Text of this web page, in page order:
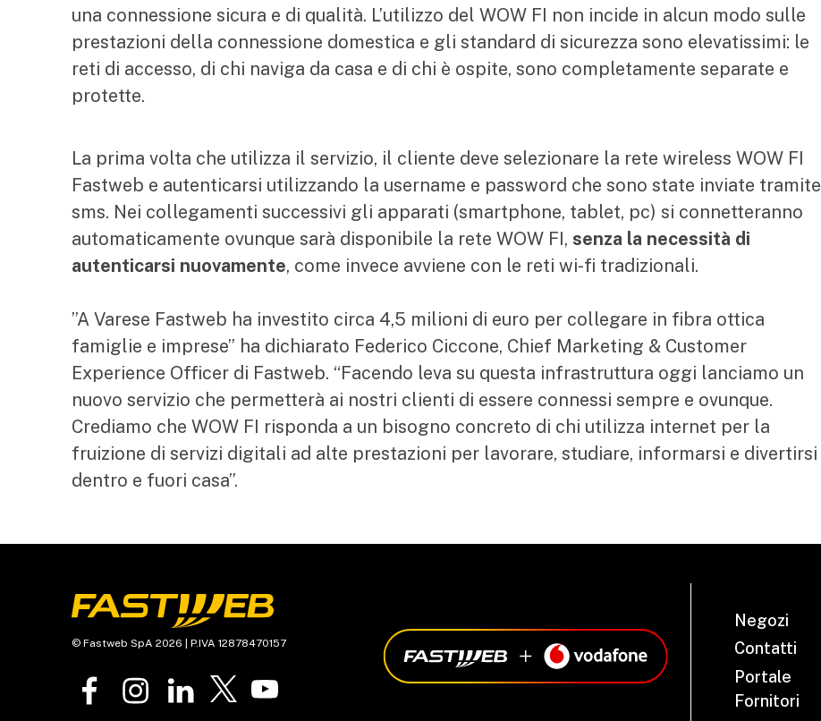
una connessione sicura e di qualità. L’utilizzo del WOW FI non incide in alcun modo sulle
prestazioni della connessione domestica e gli standard di sicurezza sono elevatissimi: le
reti di accesso, di chi naviga da casa e di chi è ospite, sono completamente separate e
protette.
La prima volta che utilizza il servizio, il cliente deve selezionare la rete wireless WOW FI
Fastweb e autenticarsi utilizzando la username e password che sono state inviate tramite
sms. Nei collegamenti successivi gli apparati (smartphone, tablet, pc) si connetteranno
automaticamente ovunque sarà disponibile la rete WOW FI, senza la necessità di
autenticarsi nuovamente, come invece avviene con le reti wi-fi tradizionali.
”A Varese Fastweb ha investito circa 4,5 milioni di euro per collegare in fibra ottica
famiglie e imprese” ha dichiarato Federico Ciccone, Chief Marketing & Customer
Experience Officer di Fastweb. “Facendo leva su questa infrastruttura oggi lanciamo un
nuovo servizio che permetterà ai nostri clienti di essere connessi sempre e ovunque.
Crediamo che WOW FI risponda a un bisogno concreto di chi utilizza internet per la
fruizione di servizi digitali ad alte prestazioni per lavorare, studiare, informarsi e divertirsi
dentro e fuori casa”.
© Fastweb SpA 2026 | P.IVA 12878470157
Negozi
Contatti
Portale
Fornitori